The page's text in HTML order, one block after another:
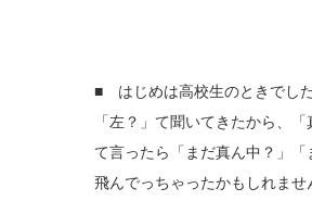
■ はじめは高校生のときでし
「左？」て聞いてきたから、
て言ったら「まだ真ん中？」
飛んでっちゃったかもしれま